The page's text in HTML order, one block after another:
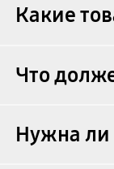
Какие
Что
Нужна ли